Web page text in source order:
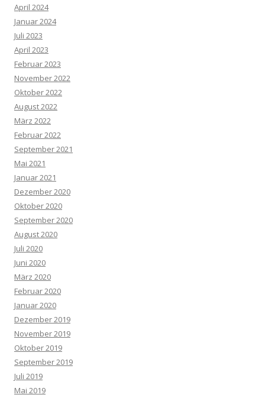
April 2024
Januar 2024
Juli 2023
April 2023
Februar 2023
November 2022
Oktober 2022
August 2022
März 2022
Februar 2022
September 2021
Mai 2021
Januar 2021
Dezember 2020
Oktober 2020
September 2020
August 2020
Juli 2020
Juni 2020
März 2020
Februar 2020
Januar 2020
Dezember 2019
November 2019
Oktober 2019
September 2019
Juli 2019
Mai 2019